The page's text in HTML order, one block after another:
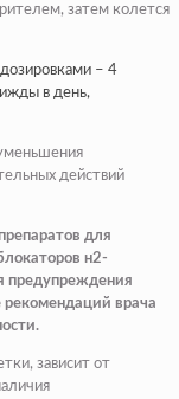
затем колется
– 4
в день,
действий
для
н2-
предупреждения
врача
зависит от